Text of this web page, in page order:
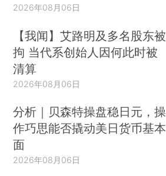
2026年08月06日
【我闻】艾路明及多名股东被
拘 当代系创始人因何此时被
清算
2026年08月06日
分析｜贝森特操盘稳日元，操
作巧思能否撬动美日货币基本
面
2026年08月06日